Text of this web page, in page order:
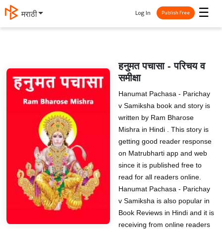
मराठी ☰
Log In Publish Free
हनुमत पचासा - परिचय व
समीक्षा
Hanumat Pachasa - Parichay
v Samiksha book and story is
written by Ram Bharose
Mishra in Hindi . This story is
getting good reader response
on Matrubharti app and web
since it is published free to
read for all readers online.
Hanumat Pachasa - Parichay
v Samiksha is also popular in
Book Reviews in Hindi and it is
receiving from online readers